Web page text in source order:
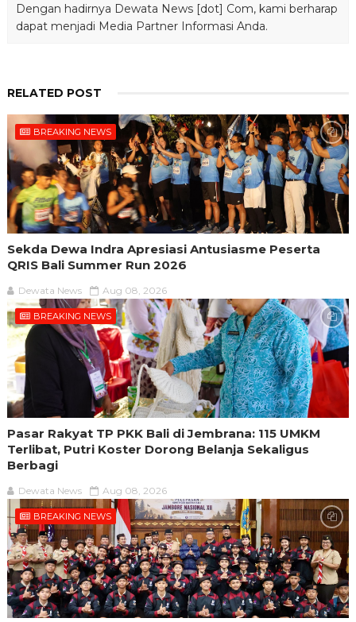
Dengan hadirnya Dewata News [dot] Com, kami berharap
dapat menjadi Media Partner Informasi Anda.
RELATED POST
BREAKING NEWS
Sekda Dewa Indra Apresiasi Antusiasme Peserta
QRIS Bali Summer Run 2026
Dewata News Aug 08, 2026
BREAKING NEWS
Pasar Rakyat TP PKK Bali di Jembrana: 115 UMKM
Terlibat, Putri Koster Dorong Belanja Sekaligus
Berbagi
Dewata News Aug 08, 2026
BREAKING NEWS